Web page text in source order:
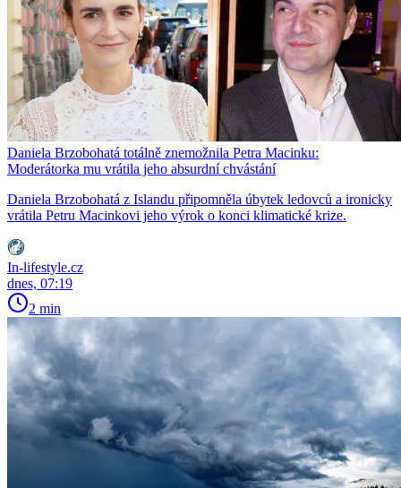
Daniela Brzobohatá totálně znemožnila Petra Macinku:
Moderátorka mu vrátila jeho absurdní chvástání
Daniela Brzobohatá z Islandu připomněla úbytek ledovců a ironicky
vrátila Petru Macinkovi jeho výrok o konci klimatické krize.
In-lifestyle.cz
dnes, 07:19
2 min